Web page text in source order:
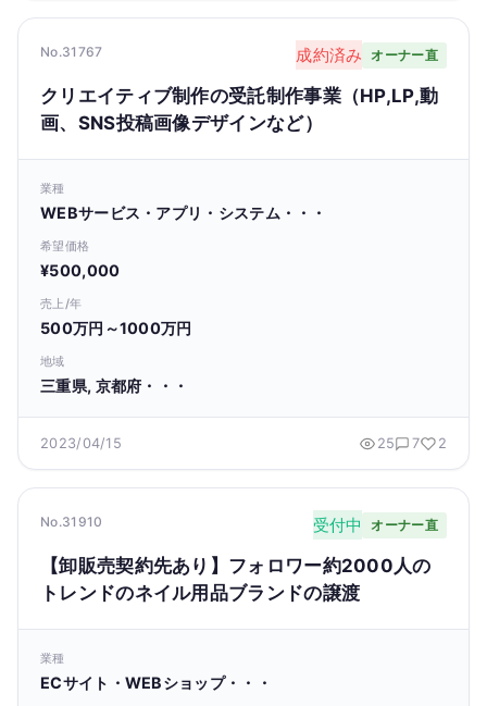
No.31767 成約済み オーナー直
クリエイティブ制作の受託制作事業（HP,LP,動
画、SNS投稿画像デザインなど）
業種
WEBサービス・アプリ・システム・・・
希望価格
¥500,000
売上/年
500万円～1000万円
地域
三重県, 京都府・・・
2023/04/15 25 7 2
No.31910 受付中 オーナー直
【卸販売契約先あり】フォロワー約2000人の
トレンドのネイル用品ブランドの譲渡
業種
ECサイト・WEBショップ・・・